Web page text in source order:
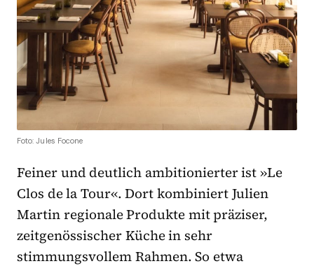
Foto: Jules Focone
Feiner und deutlich ambitionierter ist »Le
Clos de la Tour«. Dort kombiniert Julien
Martin regionale Produkte mit präziser,
zeitgenössischer Küche in sehr
stimmungsvollem Rahmen. So etwa